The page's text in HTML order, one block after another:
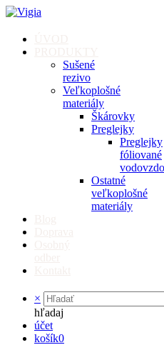
Sušené
rezivo
Veľkoplošné
materiály
Škárovky
Preglejky
Preglejky
fóliované
Ostatné
veľkoplošné
materiály
×
hľadaj
účet
košík0